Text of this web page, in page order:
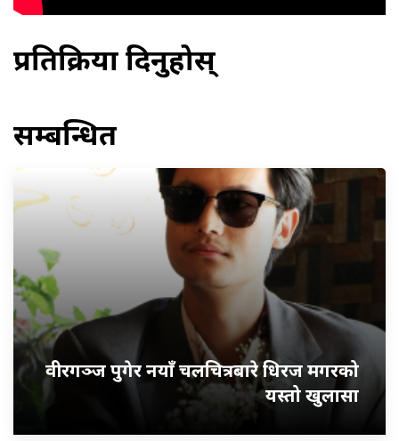
प्रतिक्रिया दिनुहोस्
सम्बन्धित
वीरगञ्ज पुगेर नयाँ चलचित्रबारे धिरज मगरको
यस्तो खुलासा